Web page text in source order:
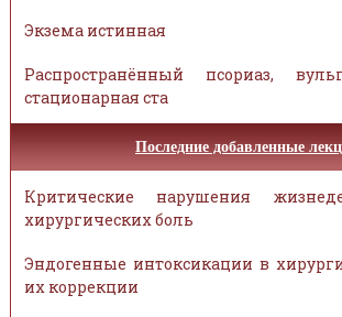
Экзема истинная
Распространённый псориаз,
стационарная ста
Последние добавленные
Критические нарушения
хирургических боль
Эндогенные интоксикации в
их коррекции